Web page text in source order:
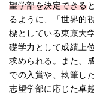
望学部を決定できる
るように、「世界的
標としている東京大
礎学力として成績上
求められる。また、
での入賞や、執筆し
志望学部に応じた卓